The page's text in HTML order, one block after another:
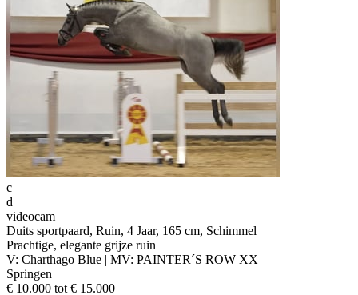
c
d
videocam
Duits sportpaard, Ruin, 4 Jaar, 165 cm, Schimmel
Prachtige, elegante grijze ruin
V: Charthago Blue | MV: PAINTER´S ROW XX
Springen
€ 10.000 tot € 15.000